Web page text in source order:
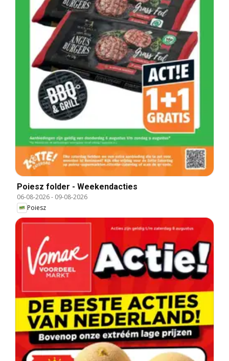
Poiesz folder - Weekendacties
06-08-2026- 09-08-2026
Poiesz